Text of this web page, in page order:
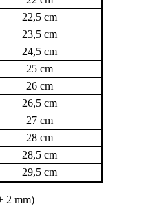
22,5 cm
23,5 cm
24,5 cm
25 cm
26 cm
26,5 cm
27 cm
28 cm
28,5 cm
29,5 cm
2 mm)